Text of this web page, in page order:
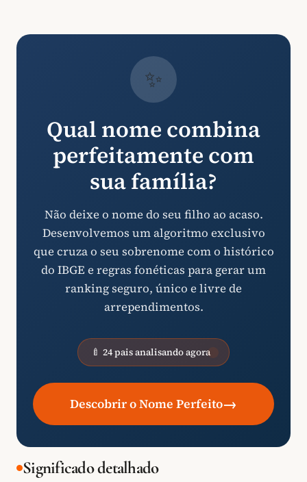
✨
Qual nome combina
perfeitamente com
sua família?
Não deixe o nome do seu filho ao acaso.
Desenvolvemos um algoritmo exclusivo
que cruza o seu sobrenome com o histórico
do IBGE e regras fonéticas para gerar um
ranking seguro, único e livre de
arrependimentos.
🍼 24 pais analisando agora
Descobrir o Nome Perfeito→
Significado detalhado